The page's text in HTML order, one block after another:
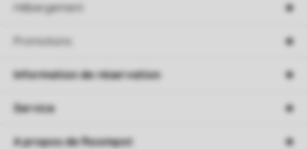
Hébergement
Promotions
Information de réservation
Service
A propos de Roompot